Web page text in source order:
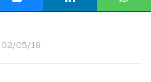
02/05/19